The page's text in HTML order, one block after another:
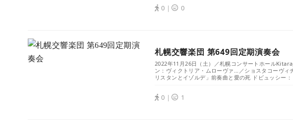
0｜ 0
札幌交響楽団 第649回定期演奏会
2022年11月26日（土）／札幌コンサートホール
ン：ヴィクトリア・ムローヴァ...／ショスタコーヴ
リスタンとイゾルデ」前奏曲と愛の死 ドビュッシー
0｜ 1